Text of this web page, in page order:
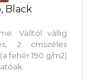
Black
Válltól vállig
2 cmszéles
fehér 190 g/m2)